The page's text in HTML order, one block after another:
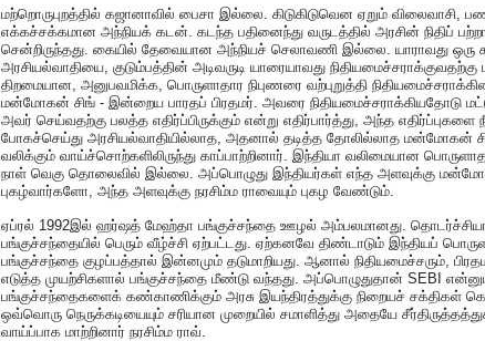
மற்றொருபுறத்தில் கஜானாவில் பைசா இல்லை. கிடுகிடுவென ஏறும் விலைவாசி,
எக்கச்சக்கமான அந்நியக் கடன். கடந்த பதினைந்து வருடத்தில் அரசின் நிதிப்
சென்றிருந்தது. கையில் தேவையான அந்நியச் செலாவணி இல்லை. யாராவது ஒரு
அரசியல்வாதியை, குடும்பத்தின் அடிவருடி யாரையாவது நிதியமைச்சராக்குவதற்கு
திறமையான, அனுபவமிக்க, பொருளாதார நிபுணரை வற்புறுத்தி
மன்மோகன் சிங் - இன்றைய பாரதப் பிரதமர். அவரை நிதியமைச்சராக்கியதோடு
அவர் செய்வதற்கு பலத்த எதிர்ப்பிருக்கும் என்று எதிர்பார்த்து, அந்த எதிர்ப்புகளை
போகச்செய்து அரசியல்வாதியில்லாத, அதனால் தடித்த தோலில்லாத மன்மோகன்
வலிக்கும் வாய்ச்சொற்களிலிருந்து காப்பாற்றினார். இந்தியா வலிமையான
நாள் வெகு தொலைவில் இல்லை. அப்பொழுது இந்தியர்கள் எந்த அளவுக்கு
புகழ்வார்களோ, அந்த அளவுக்கு நரசிம்ம ராவையும் புகழ வேண்டும்.
ஏப்ரல் 1992இல் ஹர்ஷத் மேஹ்தா பங்குச்சந்தை ஊழல் அம்பலமானது.
பங்குச்சந்தையில் பெரும் வீழ்ச்சி ஏற்பட்டது. ஏற்கனவே திண்டாடும் இந்தியப்
பங்குச்சந்தை குழப்பத்தால் இன்னமும் தடுமாறியது. ஆனால் நிதியமைச்சரும்,
எடுத்த முயற்சிகளால் பங்குச்சந்தை மீண்டு வந்தது. அப்பொழுதுதான் SEBI
பங்குச்சந்தைகளைக் கண்காணிக்கும் அரசு இயந்திரத்துக்கு நிறையச் சக்திகள்
ஒவ்வொரு நெருக்கடியையும் சரியான முறையில் சமாளித்து அதையே
வாய்ப்பாக மாற்றினார் நரசிம்ம ராவ்.